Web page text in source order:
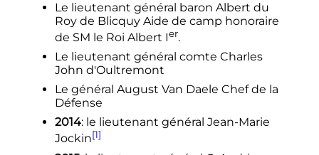
Le lieutenant général baron Albert du
Roy de Blicquy Aide de camp honoraire
de SM le Roi Albert Ier.
Le lieutenant général comte Charles
John d'Oultremont
Le général August Van Daele Chef de la
Défense
2014: le lieutenant général Jean-Marie
Jockin[1]